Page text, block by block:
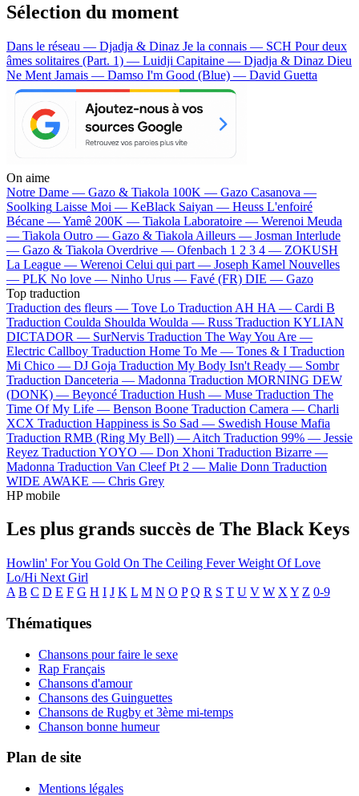
Sélection du moment
Dans le réseau — Djadja & Dinaz Je la connais — SCH Pour deux
âmes solitaires (Part. 1) — Luidji Capitaine — Djadja & Dinaz Dieu
Ne Ment Jamais — Damso I'm Good (Blue) — David Guetta
On aime
Notre Dame — Gazo & Tiakola 100K — Gazo Casanova —
Soolking Laisse Moi — KeBlack Saiyan — Heuss L'enfoiré
Bécane —Yamê 200K — Tiakola Laboratoire — Werenoi Meuda
— Tiakola Outro — Gazo & Tiakola Ailleurs — Josman Interlude
— Gazo & Tiakola Overdrive — Ofenbach 1 2 3 4 — ZOKUSH
La League — Werenoi Celui qui part — Joseph Kamel Nouvelles
— PLK No love — Ninho Urus — Favé (FR) DIE — Gazo
Top traduction
Traduction des fleurs — Tove Lo Traduction AH HA — Cardi B
Traduction Coulda Shoulda Woulda — Russ Traduction KYLIAN
DICTADOR — SurNervis Traduction The Way You Are —
Electric Callboy Traduction Home To Me — Tones & I Traduction
Mi Chico — DJ Goja Traduction My Body Isn't Ready — Sombr
Traduction Danceteria — Madonna Traduction MORNING DEW
(DONK) — Beyoncé Traduction Hush — Muse Traduction The
Time Of My Life — Benson Boone Traduction Camera — Charli
XCX Traduction Happiness is So Sad — Swedish House Mafia
Traduction RMB (Ring My Bell) — Aitch Traduction 99% — Jessie
Reyez Traduction YOYO — Don Xhoni Traduction Bizarre —
Madonna Traduction Van Cleef Pt 2 — Malie Donn Traduction
WIDE AWAKE — Chris Grey
HP mobile
Les plus grands succès de The Black Keys
Howlin' For You Gold On The Ceiling FeverWeight Of Love
Lo/Hi Next Girl
A B C D E F G H I J K L M N O P Q R S T U V W X Y Z 0-9
Thématiques
Chansons pour faire le sexe
Rap Français
Chansons d'amour
Chansons des Guinguettes
Chansons de Rugby et 3ème mi-temps
Chanson bonne humeur
Plan de site
Mentions légales